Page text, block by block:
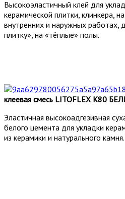
Высокоэластичный клей для
керамической плитки, клинкера,
внутренних и наружных работах,
плитку», на «тёплые» полы.
клеевая смесь LITOFLEX K80
Эластичная высокоадгезивная
белого цемента для укладки
из керамики и натурального камня.